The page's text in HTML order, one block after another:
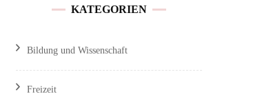
KATEGORIEN
Bildung und Wissenschaft
Freizeit